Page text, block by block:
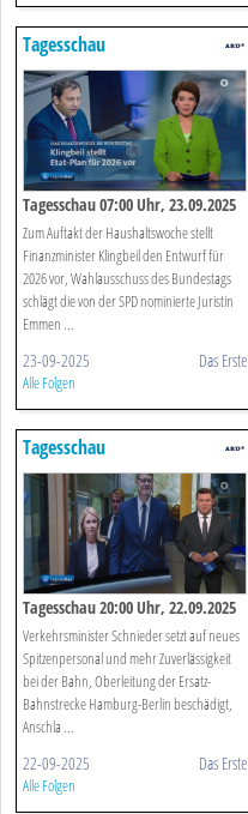
Tagesschau
Tagesschau 07:00 Uhr, 23.09.2025
Zum Auftakt der Haushaltswoche stellt
Finanzminister Klingbeil den Entwurf für
2026 vor, Wahlausschuss des Bundestags
schlägt die von der SPD nominierte Juristin
Emmen ...
23-09-2025 Das Erste
Alle Folgen
Tagesschau
Tagesschau 20:00 Uhr, 22.09.2025
Verkehrsminister Schnieder setzt auf neues
Spitzenpersonal und mehr Zuverlässigkeit
bei der Bahn, Oberleitung der Ersatz-
Bahnstrecke Hamburg-Berlin beschädigt,
Anschla ...
22-09-2025 Das Erste
Alle Folgen